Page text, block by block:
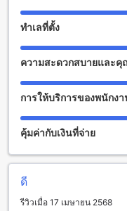
สิ่งอำนวยความสะดวกที่
ทางกายภาพ
ความสะดวกที่น่าตื่นตาตื่
กิจกรรมทางกายภาพมา
มรกตมีสระว่ายน้ำในร่ม
สำหรับผู้ที่ต้องการสัมผัส
ชายหาดได้
สิ่งอำนวยความสะดวกที่โ
ทำเลที่ตั้ง
ความสะดวกสบายและคุ
การให้บริการของพนักง
คุ้มค่ากับเงินที่จ่าย
ดี
รีวิวเมื่อ 17 เมษายน 2568